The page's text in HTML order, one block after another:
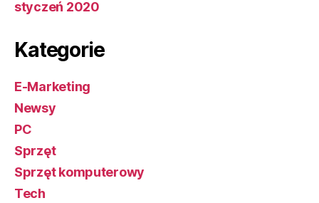
styczeń 2020
Kategorie
E-Marketing
Newsy
PC
Sprzęt
Sprzęt komputerowy
Tech